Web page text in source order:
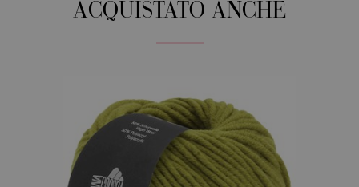
ACQUISTATO ANCHE